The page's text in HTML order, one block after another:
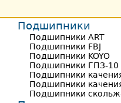
Подшипники
Подшипники ART
Подшипники FBJ
Подшипники KOYO
Подшипники ГПЗ-10
Подшипники
Подшипники
Подшипники